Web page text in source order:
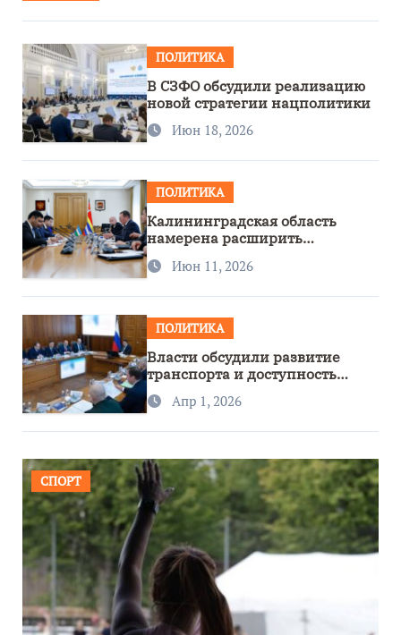
ПОЛИТИКА
В СЗФО обсудили реализацию
новой стратегии нацполитики
Июн 18, 2026
ПОЛИТИКА
Калининградская область
намерена расширить
сотрудничество с Узбекистаном
Июн 11, 2026
ПОЛИТИКА
Власти обсудили развитие
транспорта и доступность
региона
Апр 1, 2026
СПОРТ